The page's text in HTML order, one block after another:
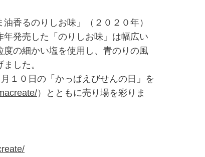
香るのりしお味」（２０２０年）
発売した「のりしお味」は幅広い
の細かい塩を使用し、青のりの風
した。
１０日の「かっぱえびせんの日」を
）とともに売り場を彩りま